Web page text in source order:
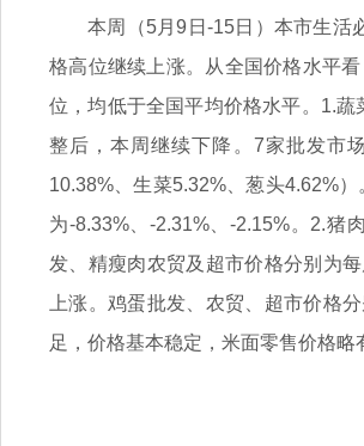
本周（5月9日-15日）本市生活
格高位继续上涨。从全国价格水平
位，均低于全国平均价格水平。1.
整后，本周继续下降。7家批发市
10.38%、生菜5.32%、葱头4.62%
为-8.33%、-2.31%、-2.15%。2.猪
发、精瘦肉农贸及超市价格分别为
上涨。鸡蛋批发、农贸、超市价格
足，价格基本稳定，米面零售价格略